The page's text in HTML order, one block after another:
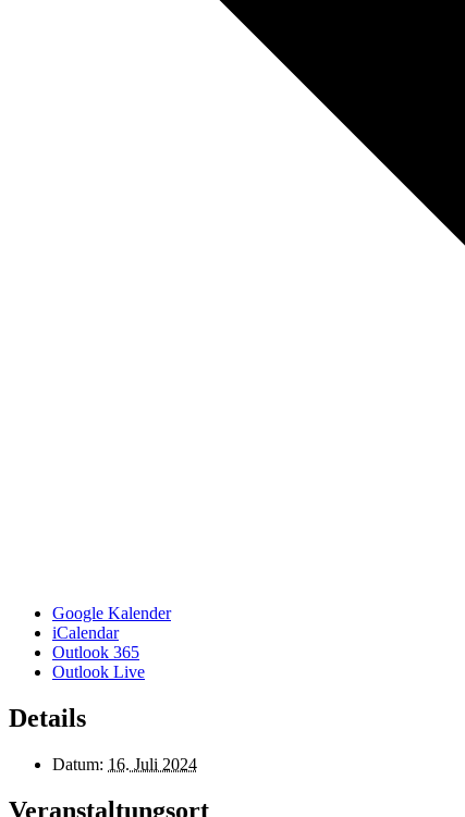
Google Kalender
iCalendar
Outlook 365
Outlook Live
Details
Datum: 16. Juli 2024
Veranstaltungsort